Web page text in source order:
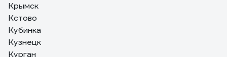
Крымск
Кстово
Кубинка
Кузнецк
Курган